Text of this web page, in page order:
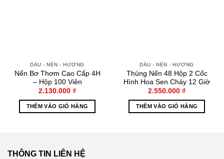
DẦU - NẾN - HƯƠNG
Nến Bơ Thơm Cao Cấp 4H
– Hộp 100 Viên
2.130.000 ₫
THÊM VÀO GIỎ HÀNG
DẦU - NẾN - HƯƠNG
Thùng Nến 48 Hộp 2 Cốc
Hình Hoa Sen Cháy 12 Giờ
2.550.000 ₫
THÊM VÀO GIỎ HÀNG
THÔNG TIN LIÊN HỆ